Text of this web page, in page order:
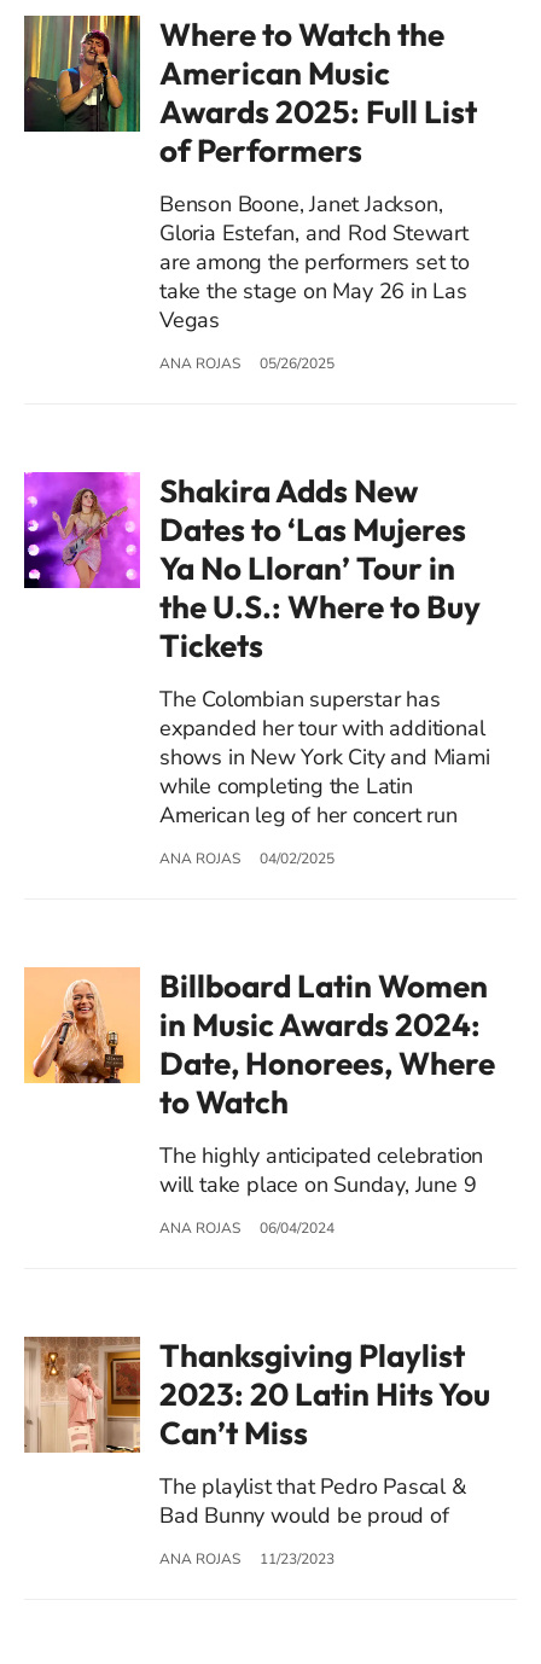
Where to Watch the
American Music
Awards 2025: Full List
of Performers
Benson Boone, Janet Jackson,
Gloria Estefan, and Rod Stewart
are among the performers set to
take the stage on May 26 in Las
Vegas
ANA ROJAS 05/26/2025
Shakira Adds New
Dates to ‘Las Mujeres
Ya No Lloran’ Tour in
the U.S.: Where to Buy
Tickets
The Colombian superstar has
expanded her tour with additional
shows in New York City and Miami
while completing the Latin
American leg of her concert run
ANA ROJAS 04/02/2025
Billboard Latin Women
in Music Awards 2024:
Date, Honorees, Where
to Watch
The highly anticipated celebration
will take place on Sunday, June 9
ANA ROJAS 06/04/2024
Thanksgiving Playlist
2023: 20 Latin Hits You
Can’t Miss
The playlist that Pedro Pascal &
Bad Bunny would be proud of
ANA ROJAS 11/23/2023